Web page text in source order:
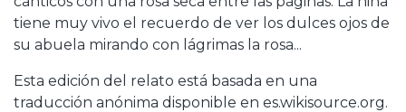
tiene muy vivo el recuerdo de ver los dulces ojos de
su abuela mirando con lágrimas la rosa...
Esta edición del relato está basada en una
traducción anónima disponible en es.wikisource.org.